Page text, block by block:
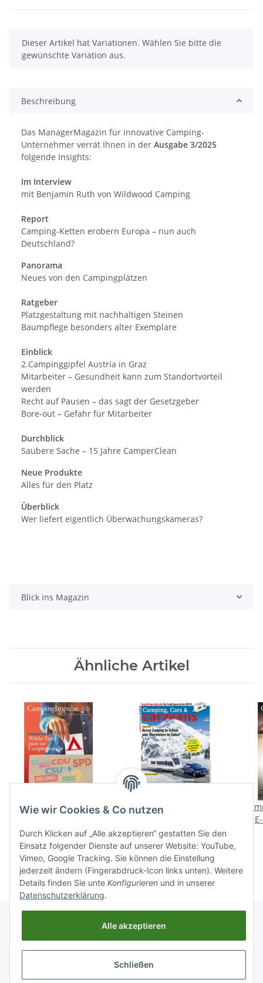
x
Dieser Artikel hat Variationen. Wählen Sie bitte die
gewünschte Variation aus.
Beschreibung
Das ManagerMagazin für innovative Camping-
Unternehmer verrät Ihnen in der Ausgabe 3/2025
folgende Insights:
Im Interview
mit Benjamin Ruth von Wildwood Camping
Report
Camping-Ketten erobern Europa – nun auch
Deutschland?
Panorama
Neues von den Campingplätzen
Ratgeber
Platzgestaltung mit nachhaltigen Steinen
Baumpflege besonders alter Exemplare
Einblick
2.Campinggipfel Austria in Graz
Mitarbeiter – Gesundheit kann zum Standortvorteil
werden
Recht auf Pausen – das sagt der Gesetzgeber
Bore-out – Gefahr für Mitarbeiter
Durchblick
Saubere Sache – 15 Jahre CamperClean
Neue Produkte
Alles für den Platz
Überblick
Wer liefert eigentlich Überwachungskameras?
Blick ins Magazin
Ähnliche Artikel
CampingImpulse 1/2025
Ausgabe
12,90 € *
Camping, Cars &
Paper oder Print-
Ausgabe
2,99 € -4,90 €*
Informationen
Gesetzliche Informationen
Wie wir Cookies & Co nutzen
Durch Klicken auf „Alle akzeptieren“ gestatten Sie den
Einsatz folgender Dienste auf unserer Website: YouTube,
Vimeo, Google Tracking. Sie können die Einstellung
jederzeit ändern (Fingerabdruck-Icon links unten). Weitere
Details finden Sie unte Konfigurieren und in unserer
Datenschutzerklärung.
Alle akzeptieren
Schließen